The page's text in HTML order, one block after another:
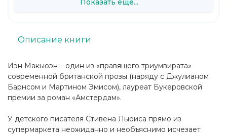
Иэн Макьюэн – один из «правящего триумвирата»
современной британской прозы (наряду с Джулианом
Барнсом и Мартином Эмисом), лауреат Букеровской
премии за роман «Амстердам».
У детского писателя Стивена Льюиса прямо из
супермаркета неожиданно и необъяснимо исчезает
Описание книги
Показать ещё...